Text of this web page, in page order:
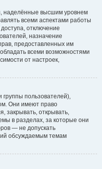
наделённые высшим уровнем
всеми аспектами работы
отключение
назначение
предоставленных им
всеми возможностями
от настроек,
пользователей),
Они имеют право
закрывать, открывать,
в разделах, за которые они
— не допускать
обсуждаемым темам